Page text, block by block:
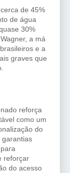
de 45%
de água
30%
a má
e a
graves que
reforça
como um
do
garantias
reforçar
do acesso